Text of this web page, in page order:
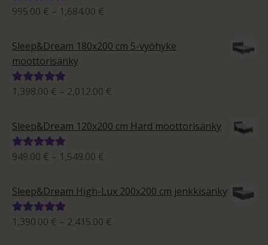
Arvostelu
995.00 € – 1,684.00 €
-
1,684.00 €
Sleep&Dream 180x200 cm 5-vyöhyke
moottorisänky
Arvostelu
1,398.00 € – 2,012.00 €
-
Sleep&Dream 120x200 cm Hard moottorisänky
Arvostelu
949.00 € – 1,549.00 €
Sleep&Dream High-Lux 200x200 cm jenkkisänky
Arvostelu
1,390.00 € – 2,415.00 €